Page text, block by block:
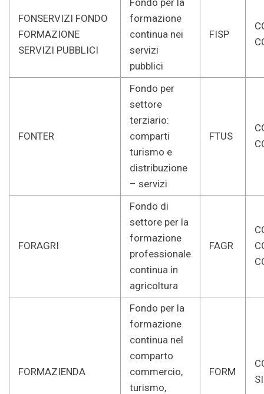
FONSERVIZI FONDO
FORMAZIONE
SERVIZI PUBBLICI
formazione
continua nei
servizi
pubblici
FISP
FONTER
Fondo per
settore
terziario:
comparti
turismo e
distribuzione
– servizi
FTUS
FORAGRI
Fondo di
settore per la
formazione
professionale
continua in
agricoltura
FAGR
FORMAZIENDA
Fondo per la
formazione
continua nel
comparto
commercio,
turismo,
FORM